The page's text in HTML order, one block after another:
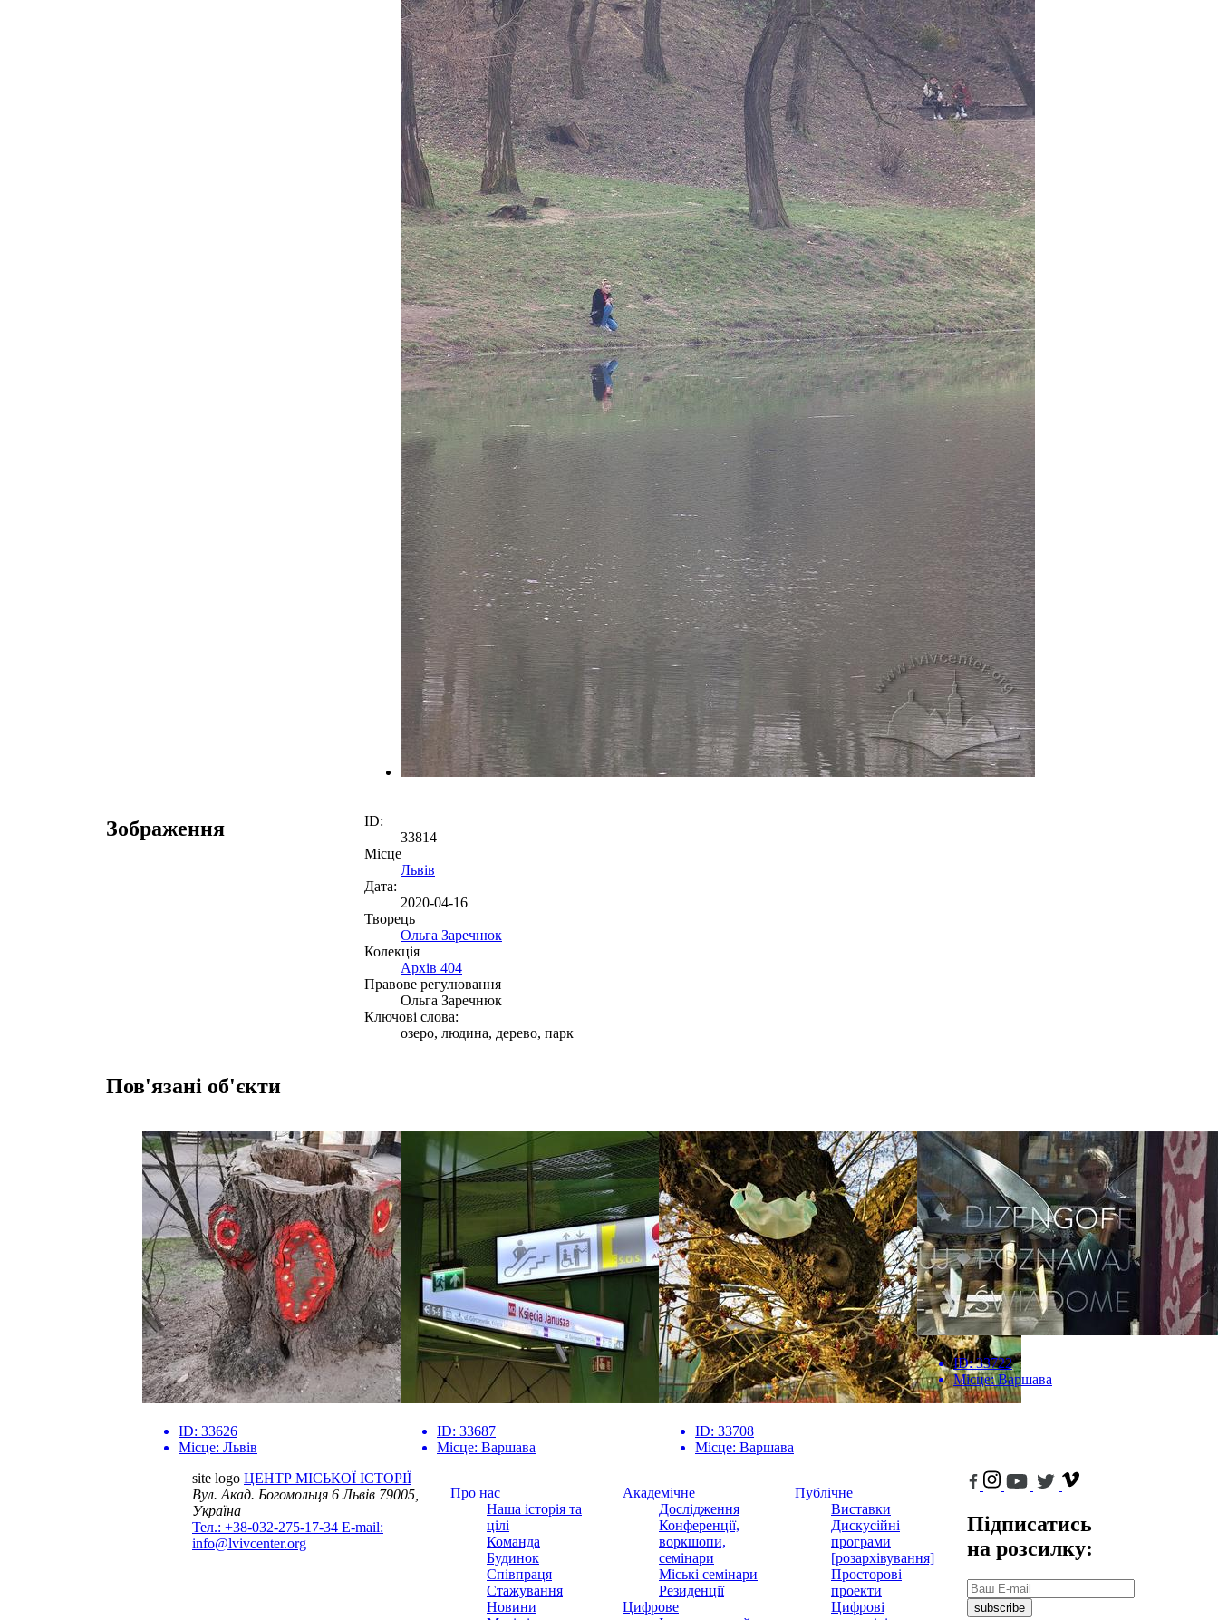
Зображення
ID:
33814
Місце
Львів
Дата:
2020-04-16
Творець
Ольга Заречнюк
Колекція
Архів 404
Правове регулювання
Ольга Заречнюк
Ключові слова:
озеро, людина, дерево, парк
Пов'язані об'єкти
ID: 33626
Місце: Львів
ID: 33687
Місце: Варшава
ID: 33708
Місце: Варшава
ID:33722
Місце:Варшава
site logo ЦЕНТР МІСЬКОЇ ІСТОРІЇ
Вул. Акад. Богомольця 6Львів 79005,
Україна
Тел.: +38-032-275-17-34 E-mail:
info@lvivcenter.org
Про нас
Наша історія та
цілі
Команда
Будинок
Співпраця
Стажування
Новини
Академічне
Дослідження
Конференції,
воркшопи,
семінари
Міські семінари
Резиденції
Цифрове
Публічне
Виставки
Дискусійні
програми
[розархівування]
Просторові
проекти
Цифрові
Підписатись
на розсилку:
subscribe